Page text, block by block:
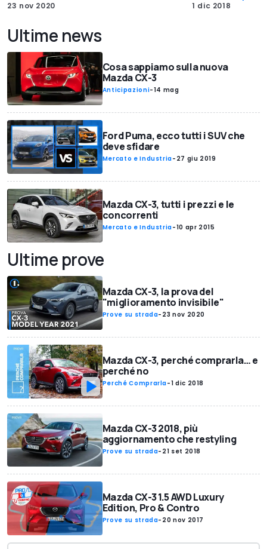
23 nov 2020
1 dic 2018
Ultime news
Cosa sappiamo sulla nuova
Mazda CX-3
Anticipazioni-14 mag
Ford Puma, ecco tutti i SUV che
deve sfidare
Mercato e Industria- 27 giu 2019
Mazda CX-3, tutti i prezzi e le
concorrenti
Mercato e Industria-10 apr 2015
Ultime prove
Mazda CX-3, la prova del
"miglioramento invisibile"
Prove su strada- 23 nov 2020
Mazda CX-3, perché comprarla… e
perché no
Perché Comprarla-1 dic 2018
Mazda CX-3 2018, più
aggiornamento che restyling
Prove su strada- 21 set 2018
Mazda CX-3 1.5 AWD Luxury
Edition, Pro & Contro
Prove su strada- 20 nov 2017